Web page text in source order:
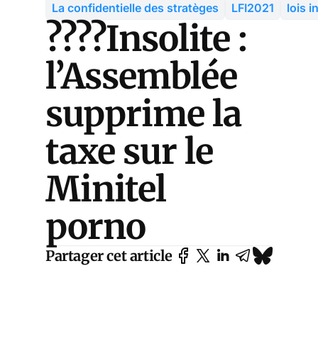
La confidentielle des stratèges LFI2021 lois
????Insolite :
l’Assemblée
supprime la
taxe sur le
Minitel
porno
Partager cet article